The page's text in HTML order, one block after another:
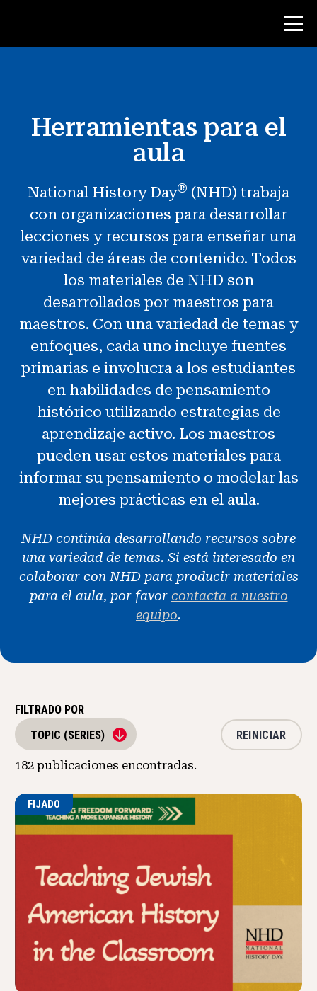
Recursos para maestros
Cursos
institutos
Enseñanza de Habilidades de
Investigación
Asesoramiento a estudiantes de NHD
Noticias y Eventos
Acerca de NHD
Herramientas para el
aula
National History Day® (NHD) trabaja
con organizaciones para desarrollar
lecciones y recursos para enseñar una
variedad de áreas de contenido. Todos
los materiales de NHD son
desarrollados por maestros para
maestros. Con una variedad de temas y
enfoques, cada uno incluye fuentes
primarias e involucra a los estudiantes
en habilidades de pensamiento
histórico utilizando estrategias de
aprendizaje activo. Los maestros
pueden usar estos materiales para
informar su pensamiento o modelar las
mejores prácticas en el aula.
NHD continúa desarrollando recursos sobre
una variedad de temas. Si está interesado en
colaborar con NHD para producir materiales
para el aula, por favor contacta a nuestro
equipo.
FILTRADO POR
TOPIC (SERIES)
182 publicaciones encontradas.
REINICIAR
FIJADO